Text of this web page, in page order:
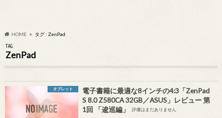
HOME タグ : ZenPad
TAG
ZenPad
タブレット
電子書籍に最適な8インチの4:3「ZenPad
S 8.0 Z580CA 32GB／ASUS」レビュー 第
1回 「逡巡編」
評価はまだありません